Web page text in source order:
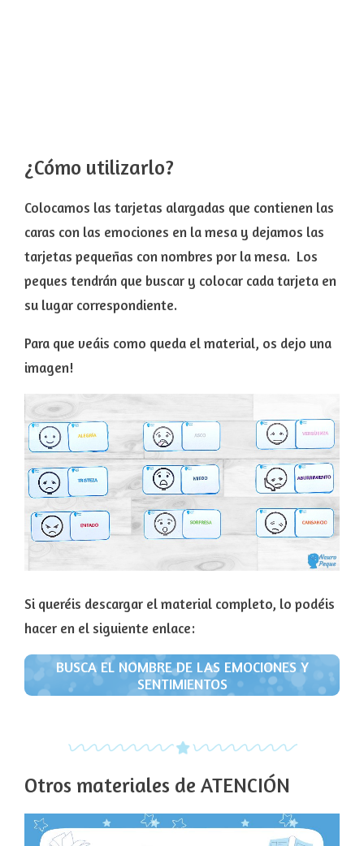
¿Cómo utilizarlo?
Colocamos las tarjetas alargadas que contienen las
caras con las emociones en la mesa y dejamos las
tarjetas pequeñas con nombres por la mesa. Los
peques tendrán que buscar y colocar cada tarjeta en
su lugar correspondiente.
Para que veáis como queda el material, os dejo una
imagen!
Si queréis descargar el material completo, lo podéis
hacer en el siguiente enlace:
BUSCA EL NOMBRE DE LAS EMOCIONES Y
SENTIMIENTOS
Otros materiales de ATENCIÓN